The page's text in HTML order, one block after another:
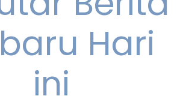
Hari
ini